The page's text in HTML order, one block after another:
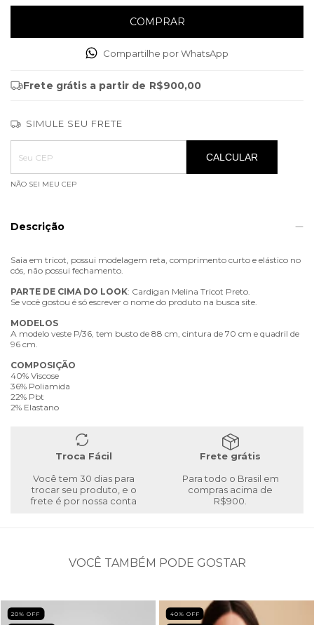
Compartilhe por WhatsApp
Frete grátis a partir de R$900,00
SIMULE SEU FRETE
Entregas para o CEP:
ALTERAR CEP
CALCULAR
NÃO SEI MEU CEP
Descrição
Saia em tricot, possui modelagem reta, comprimento curto e elástico no
cós, não possui fechamento.
PARTE DE CIMA DO LOOK: Cardigan Melina Tricot Preto.
Se você gostou é só escrever o nome do produto na busca site.
MODELOS
A modelo veste P/36, tem busto de 88 cm, cintura de 70 cm e quadril de
96 cm.
COMPOSIÇÃO
40% Viscose
36% Poliamida
22% Pbt
2% Elastano
Troca Fácil
Você tem 30 dias para
trocar seu produto, e o
frete é por nossa conta
Frete grátis
Para todo o Brasil em
compras acima de
R$900.
VOCÊ TAMBÉM PODE GOSTAR
20% OFF 40% OFF